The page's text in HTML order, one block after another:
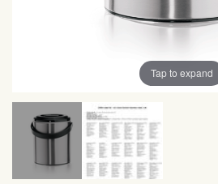
Tap to expand